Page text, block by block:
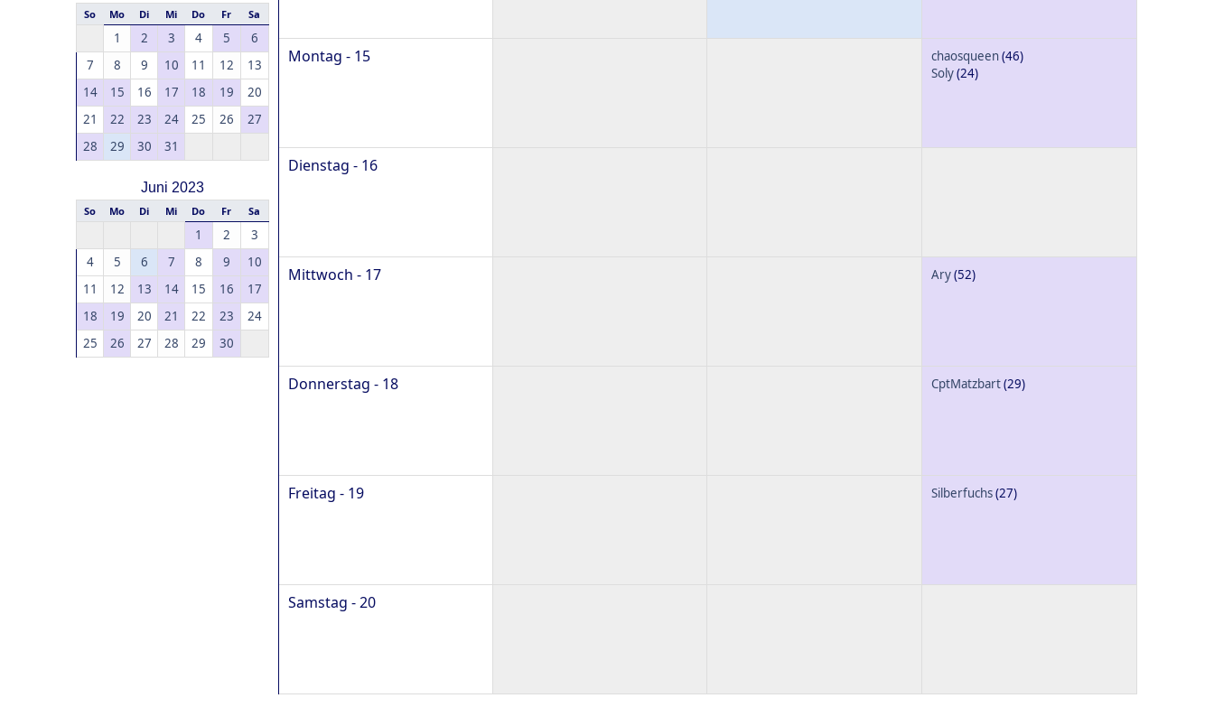
So Mo Di Mi Do Fr Sa
1 2 3 4 5
6
7
8 9 10 11 12
13
14
15 16 17 18 19
20
21
22 23 24 25 26
27
28
29 30 31
Juni 2023
So Mo Di Mi Do Fr Sa
1 2
3
4
5 6 7 8 9
10
11
12 13 14 15 16
17
18
19 20 21 22 23
24
25
26 27 28 29 30
Montag - 15 chaosqueen(46)
Soly(24)
Dienstag - 16
Mittwoch - 17 Ary(52)
Donnerstag - 18 CptMatzbart(29)
Freitag - 19 Silberfuchs(27)
Samstag - 20